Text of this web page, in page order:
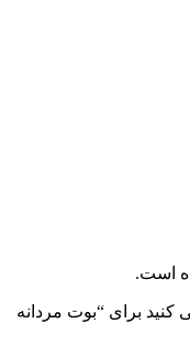
است.
کنید برای “بوت مردانه